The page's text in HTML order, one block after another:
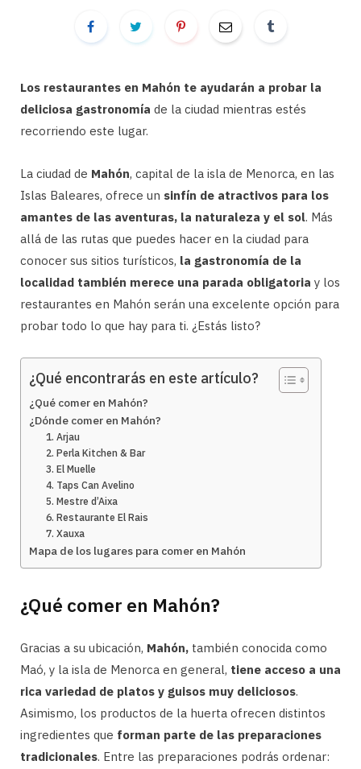
Los restaurantes en Mahón te ayudarán a probar la
deliciosa gastronomía de la ciudad mientras estés
recorriendo este lugar.
La ciudad de Mahón, capital de la isla de Menorca, en las
Islas Baleares, ofrece un sinfín de atractivos para los
amantes de las aventuras, la naturaleza y el sol. Más
allá de las rutas que puedes hacer en la ciudad para
conocer sus sitios turísticos, la gastronomía de la
localidad también merece una parada obligatoria y los
restaurantes en Mahón serán una excelente opción para
probar todo lo que hay para ti. ¿Estás listo?
¿Qué encontrarás en este artículo?
¿Qué comer en Mahón?
¿Dónde comer en Mahón?
1. Arjau
2. Perla Kitchen & Bar
3. El Muelle
4. Taps Can Avelino
5. Mestre d’Aixa
6. Restaurante El Rais
7. Xauxa
Mapa de los lugares para comer en Mahón
¿Qué comer en Mahón?
Gracias a su ubicación, Mahón, también conocida como
Maó, y la isla de Menorca en general, tiene acceso a una
rica variedad de platos y guisos muy deliciosos.
Asimismo, los productos de la huerta ofrecen distintos
ingredientes que forman parte de las preparaciones
tradicionales. Entre las preparaciones podrás ordenar: